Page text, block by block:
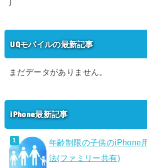
UQモバイルの最新記事
まだデータがありません。
iPhone最新記事
年齢制限の子供のiPhone
法(ファミリー共有)